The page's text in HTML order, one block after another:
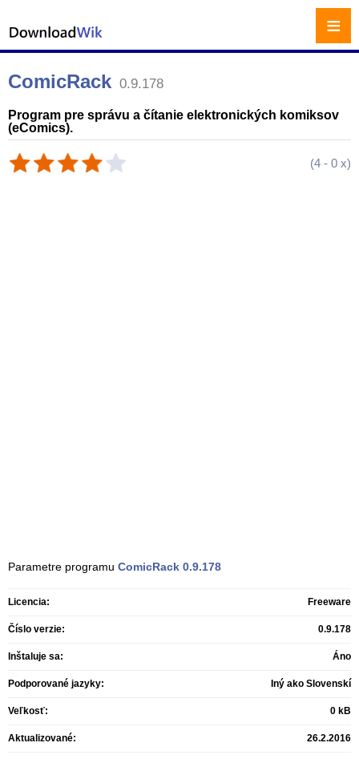
ComicRack 0.9.178
Program pre správu a čítanie elektronických komiksov
(eComics).
(4 - 0 x)
Parametre programu ComicRack 0.9.178
Licencia: Freeware
Číslo verzie: 0.9.178
Inštaluje sa: Áno
Podporované jazyky: Iný ako Slovenskí
Veľkosť: 0 kB
Aktualizované: 26.2.2016
≡